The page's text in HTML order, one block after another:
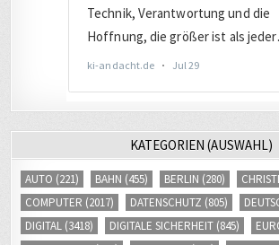
KATEGORIEN (AUSWAHL)
AUTO (221) BAHN (455) BERLIN (280)
COMPUTER (2017) DATENSCHUTZ (805)
DIGITAL (3418) DIGITALE SICHERHEIT (845)